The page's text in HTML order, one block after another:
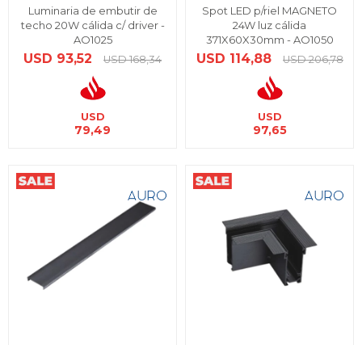
Luminaria de embutir de
techo 20W cálida c/ driver -
AO1025
USD 93,52 USD 168,34
USD
79,49
Spot LED p/riel MAGNETO
24W luz cálida
371X60X30mm - AO1050
USD 114,88 USD 206,78
USD
97,65